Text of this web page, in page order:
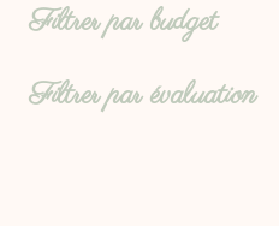
Filtrer par budget
Filtrer par évaluation